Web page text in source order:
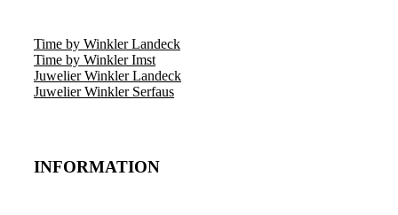
Time by Winkler Landeck
Time by Winkler Imst
Juwelier Winkler Landeck
Juwelier Winkler Serfaus
INFORMATION